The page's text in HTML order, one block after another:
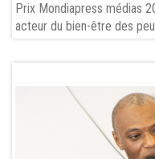
Prix Mondiapress médias
acteur du bien-être des